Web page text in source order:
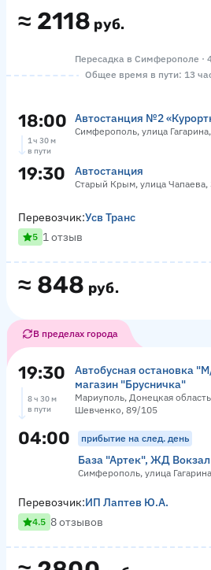
≈ 2118 руб.
Пересадка в Симферополе ·
Общее время в пути: 13
18:00 Автостанция №2
Симферополь, улица
1 ч 30 м
в пути
19:30 Автостанция
Старый Крым, улица Чапаева,
≈ 848 руб.
Перевозчик:Усв Транс
5 1 отзыв
В пределах города
19:30
Автобусная остановка
магазин "Брусничка"
Мариуполь, Донецкая
Шевченко, 89/105
8 ч 30 м
в пути
04:00 прибытие на след. день
База "Артек", ЖД Вокзал
Симферополь, улица
Перевозчик:ИП Лаптев Ю.А.
4.5 8 отзывов